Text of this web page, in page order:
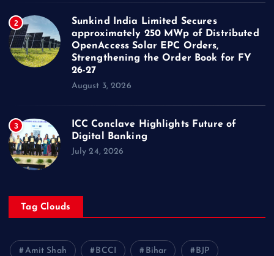
2
Sunkind India Limited Secures
approximately 250 MWp of Distributed
OpenAccess Solar EPC Orders,
Strengthening the Order Book for FY
26-27
August 3, 2026
3
ICC Conclave Highlights Future of
Digital Banking
July 24, 2026
Tag Clouds
Amit Shah BCCI Bihar BJP